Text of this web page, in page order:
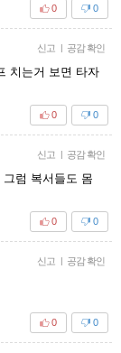
0
0
신고 | 공감 확인
치는거 보면 타자
0
0
신고 | 공감 확인
럼 복서들도 몸
0
0
신고 | 공감 확인
0
0